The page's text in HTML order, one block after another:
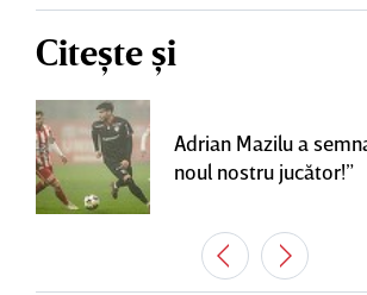
Citește și
Adrian Mazilu a
noul nostru jucător!”